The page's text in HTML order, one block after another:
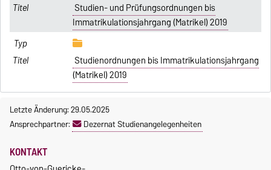
Studien- und Prüfungsordnungen bis
Immatrikulationsjahrgang (Matrikel) 2019
Studienordnungen bis Immatrikulationsjahrgang
(Matrikel) 2019
Letzte Änderung: 29.05.2025
Ansprechpartner:
Dezernat Studienangelegenheiten
KONTAKT